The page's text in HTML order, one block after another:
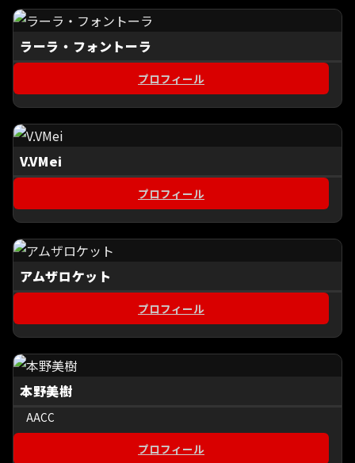
ラーラ・フォントーラ
プロフィール
V.VMei
プロフィール
アムザロケット
プロフィール
本野美樹
AACC
プロフィール